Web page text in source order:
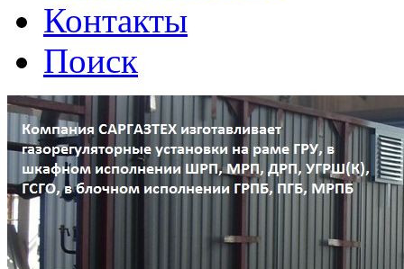
Контакты
Поиск